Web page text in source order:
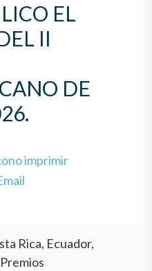
EL
II
DE
Rica, Ecuador,
Premios